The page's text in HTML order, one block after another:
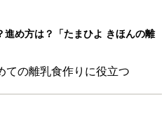
進め方は？「たまひよ きほんの離
ての離乳食作りに役立つ